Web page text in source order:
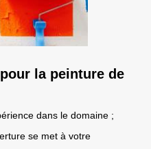
la peinture de
dans le domaine ;
se met à votre